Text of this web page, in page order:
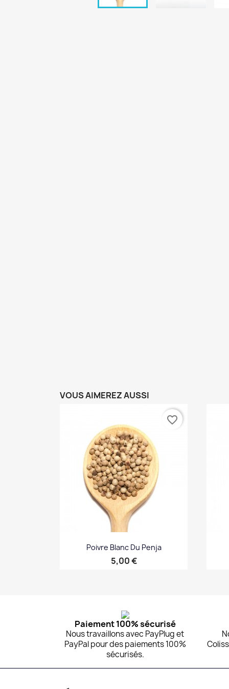
VOUS AIMEREZ AUSSI
Poivre Blanc Du Penja
Prix
5,00 €
favorite_border
Paiement 100% sécurisé
Nous travaillons avec PayPlug et
PayPal pour des paiements 100%
sécurisés.